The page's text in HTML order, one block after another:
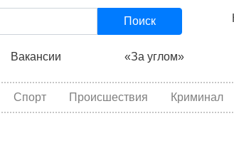
Поиск
Вакансии «За углом»
Спорт Происшествия Криминал